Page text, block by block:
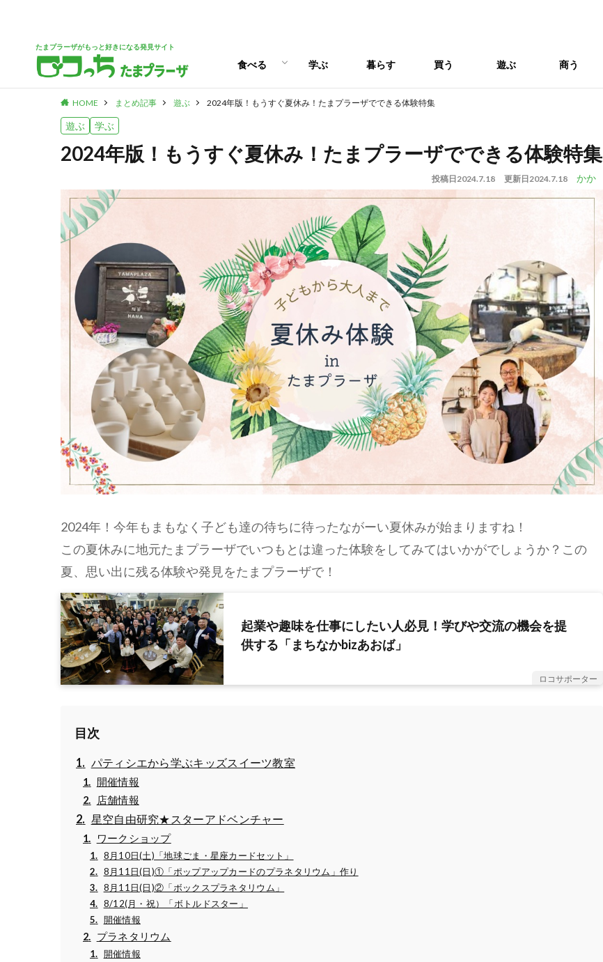
たまプラーザがもっと好きになる発見サイト
食べる
パン
スイーツ
ランチ
カフェ
学ぶ 暮らす 買う 遊ぶ 商う
HOME まとめ記事 遊ぶ 2024年版！もうすぐ夏休み！たまプラーザでできる体験特集
遊ぶ 学ぶ
2024年版！もうすぐ夏休み！たまプラーザでできる体験特集
投稿日2024.7.18 更新日2024.7.18 かか
2024年！今年もまもなく子ども達の待ちに待ったながーい夏休みが始まりますね！
この夏休みに地元たまプラーザでいつもとは違った体験をしてみてはいかがでしょうか？この
夏、思い出に残る体験や発見をたまプラーザで！
起業や趣味を仕事にしたい人必見！学びや交流の機会を提
供する「まちなかbizあおば」
ロコサポーター
目次
パティシエから学ぶキッズスイーツ教室
開催情報
店舗情報
星空自由研究★スターアドベンチャー
ワークショップ
8月10日(土)「地球ごま・星座カードセット」
8月11日(日)①「ポップアップカードのプラネタリウム」作り
8月11日(日)②「ボックスプラネタリウム」
8/12(月・祝）「ボトルドスター」
開催情報
プラネタリウム
開催情報